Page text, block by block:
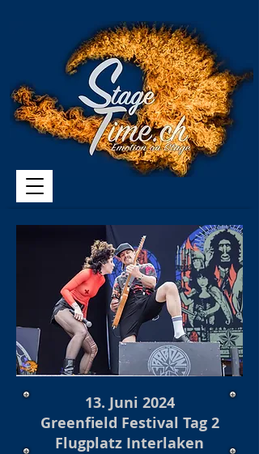
13. Juni 2024
Greenfield Festival Tag 2
Flugplatz Interlaken